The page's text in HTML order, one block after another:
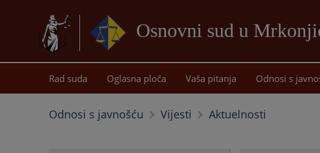
Osnovni sud u
Rad suda Oglasna ploča Vaša pitanja Odnosi s
Odnosi s javnošću Vijesti Aktuelnosti